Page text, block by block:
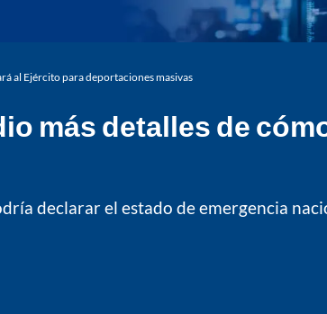
al Ejército para deportaciones masivas
más detalles de
declarar el estado de emergencia